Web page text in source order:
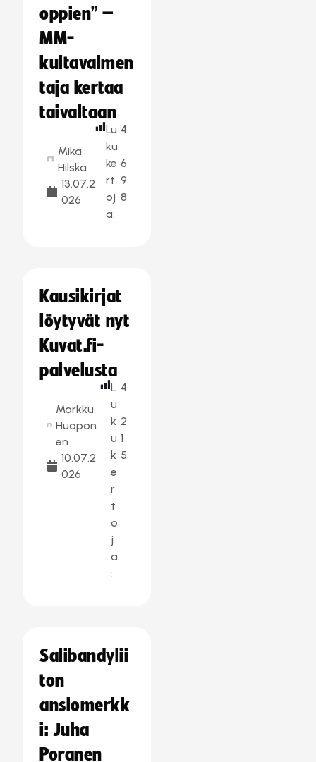
oppien” –
MM-
kultavalmen
taja kertaa
taivaltaan
Mika
Hilska
13.07.2
026
Lu
ku
ke
rt
oj
a:
4
6
9
8
Kausikirjat
löytyvät nyt
Kuvat.fi-
palvelusta
Markku
Huopon
en
10.07.2
026
L
u
k
u
k
e
r
t
o
j
a
:
4
2
1
5
Salibandylii
ton
ansiomerkk
i: Juha
Poranen